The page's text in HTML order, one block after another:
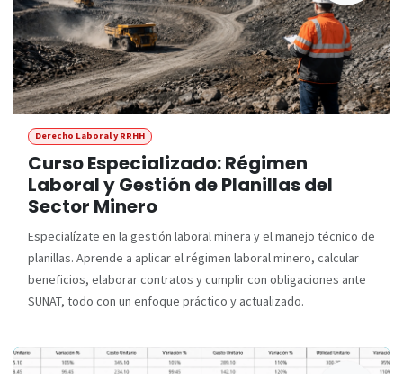
Derecho Laboral y RRHH
Curso Especializado: Régimen
Laboral y Gestión de Planillas del
Sector Minero
Especialízate en la gestión laboral minera y el manejo técnico de
planillas. Aprende a aplicar el régimen laboral minero, calcular
beneficios, elaborar contratos y cumplir con obligaciones ante
SUNAT, todo con un enfoque práctico y actualizado.